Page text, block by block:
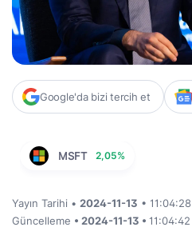
Google'da bizi tercih et
MSFT 2,05%
Yayın Tarihi • 2024-11-13 • 11:04:28
Güncelleme • 2024-11-13 • 11:04:42